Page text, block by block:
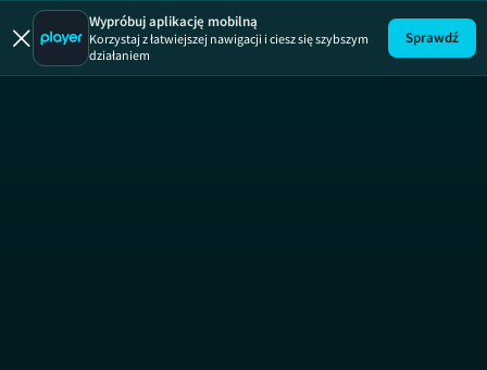
Wypróbuj aplikację mobilną
Korzystaj z łatwiejszej nawigacji i ciesz się szybszym
działaniem
Sprawdź